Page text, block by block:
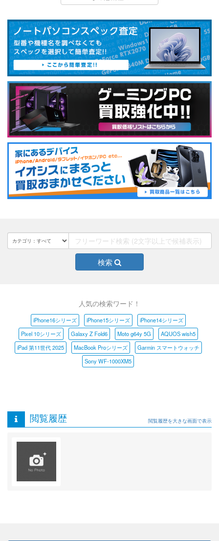
検索
人気の検索ワード！
iPhone16シリーズ iPhone15シリーズ
iPhone14シリーズ
Pixel 10シリーズ
Galaxy Z Fold6 Moto g64y 5G
AQUOS wish5
iPad 第11世代 2025
MacBook Proシリーズ
Garmin スマートウォッチ
Sony WF-1000XM5
閲覧履歴 閲覧履歴を大きな画面で表示